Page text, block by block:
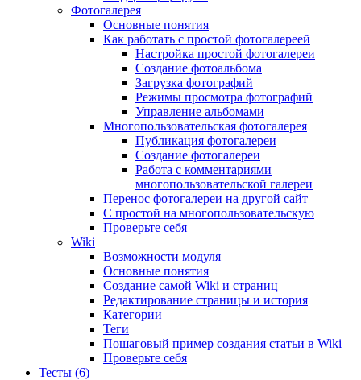
Фотогалерея
Основные понятия
Как работать с простой фотогалереей
Настройка простой фотогалереи
Создание фотоальбома
Загрузка фотографий
Режимы просмотра фотографий
Управление альбомами
Многопользовательская фотогалерея
Публикация фотогалереи
Создание фотогалереи
Работа с комментариями
многопользовательской галереи
Перенос фотогалереи на другой сайт
С простой на многопользовательскую
Проверьте себя
Wiki
Возможности модуля
Основные понятия
Создание самой Wiki и страниц
Редактирование страницы и история
Категории
Теги
Пошаговый пример создания статьи в Wiki
Проверьте себя
Тесты (6)